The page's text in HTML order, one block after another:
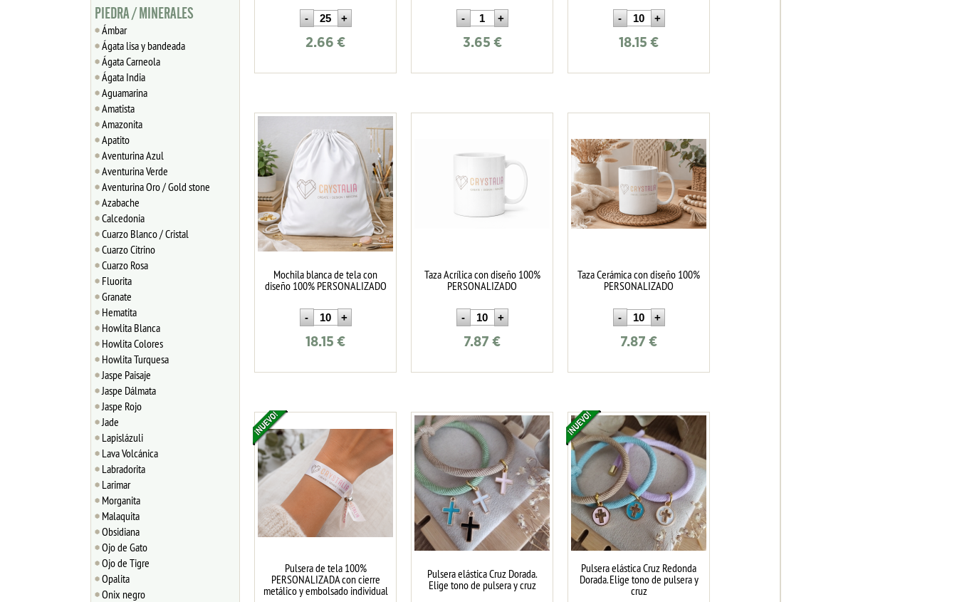
PIEDRA / MINERALES
Ámbar
Ágata lisa y bandeada
Ágata Carneola
Ágata India
Aguamarina
Amatista
Amazonita
Apatito
Aventurina Azul
Aventurina Verde
Aventurina Oro / Gold stone
Azabache
Calcedonia
Cuarzo Blanco / Cristal
Cuarzo Citrino
Cuarzo Rosa
Fluorita
Granate
Hematita
Howlita Blanca
Howlita Colores
Howlita Turquesa
Jaspe Paisaje
Jaspe Dálmata
Jaspe Rojo
Jade
Lapislázuli
Lava Volcánica
Labradorita
Larimar
Morganita
Malaquita
Obsidiana
Ojo de Gato
Ojo de Tigre
Opalita
Onix negro
2.66 € 3.65 € 18.15 €
Mochila blanca de tela con
diseño 100% PERSONALIZADO
18.15 €
Taza Acrílica con diseño 100%
PERSONALIZADO
7.87 €
Taza Cerámica con diseño 100%
PERSONALIZADO
7.87 €
Pulsera de tela 100%
PERSONALIZADA con cierre
metálico y embolsado individual
Pulsera elástica Cruz Dorada.
Elige tono de pulsera y cruz
Pulsera elástica Cruz Redonda
Dorada. Elige tono de pulsera y
cruz